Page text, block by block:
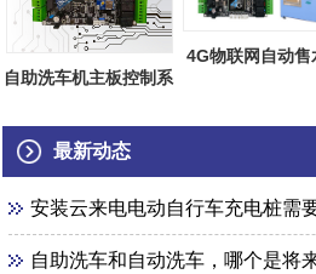
自助洗车机主板控制系
4G物联网自动售
最新动态
安装云来电电动自行车充电桩需
自助洗车和自动洗车，哪个是将